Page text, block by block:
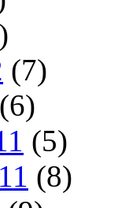
(7)
(6)
(5)
(8)